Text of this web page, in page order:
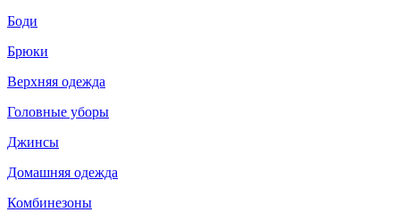
Боди
Брюки
Верхняя одежда
Головные уборы
Джинсы
Домашняя одежда
Комбинезоны